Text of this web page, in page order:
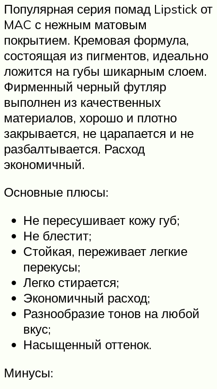
Популярная серия помад Lipstick от
MAC с нежным матовым
покрытием. Кремовая формула,
состоящая из пигментов, идеально
ложится на губы шикарным слоем.
Фирменный черный футляр
выполнен из качественных
материалов, хорошо и плотно
закрывается, не царапается и не
разбалтывается. Расход
экономичный.
Основные плюсы:
Не пересушивает кожу губ;
Не блестит;
Стойкая, переживает легкие
перекусы;
Легко стирается;
Экономичный расход;
Разнообразие тонов на любой
вкус;
Насыщенный оттенок.
Минусы: